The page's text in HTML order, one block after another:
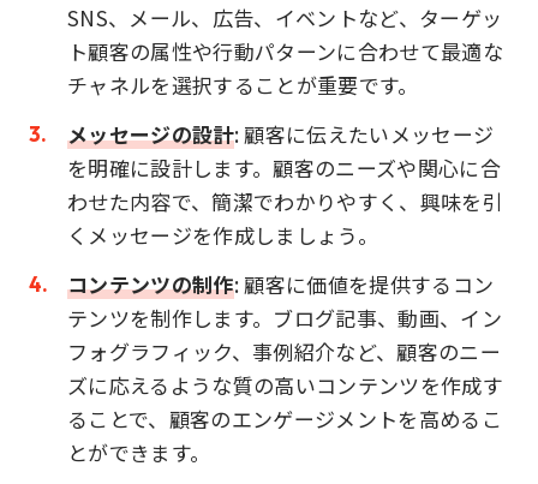
SNS、メール、広告、イベントなど、ターゲッ
ト顧客の属性や行動パターンに合わせて最適な
チャネルを選択することが重要です。
メッセージの設計: 顧客に伝えたいメッセージ
を明確に設計します。顧客のニーズや関心に合
わせた内容で、簡潔でわかりやすく、興味を引
くメッセージを作成しましょう。
コンテンツの制作: 顧客に価値を提供するコン
テンツを制作します。ブログ記事、動画、イン
フォグラフィック、事例紹介など、顧客のニー
ズに応えるような質の高いコンテンツを作成す
ることで、顧客のエンゲージメントを高めるこ
とができます。